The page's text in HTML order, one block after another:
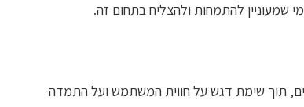
שמעוניין להתמחות ולהצליח בתחום זה.
תוך שימת דגש על חווית המשתמש ועל התמדה